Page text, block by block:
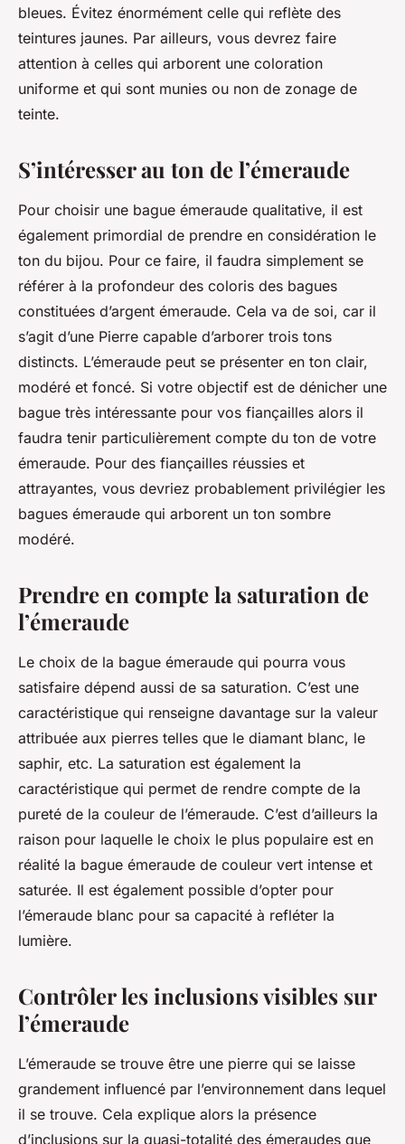
bleues. Évitez énormément celle qui reflète des
teintures jaunes. Par ailleurs, vous devrez faire
attention à celles qui arborent une coloration
uniforme et qui sont munies ou non de zonage de
teinte.
S’intéresser au ton de l’émeraude
Pour choisir une bague émeraude qualitative, il est
également primordial de prendre en considération le
ton du bijou. Pour ce faire, il faudra simplement se
référer à la profondeur des coloris des bagues
constituées d’argent émeraude. Cela va de soi, car il
s’agit d’une Pierre capable d’arborer trois tons
distincts. L’émeraude peut se présenter en ton clair,
modéré et foncé. Si votre objectif est de dénicher une
bague très intéressante pour vos fiançailles alors il
faudra tenir particulièrement compte du ton de votre
émeraude. Pour des fiançailles réussies et
attrayantes, vous devriez probablement privilégier les
bagues émeraude qui arborent un ton sombre
modéré.
Prendre en compte la saturation de
l’émeraude
Le choix de la bague émeraude qui pourra vous
satisfaire dépend aussi de sa saturation. C’est une
caractéristique qui renseigne davantage sur la valeur
attribuée aux pierres telles que le diamant blanc, le
saphir, etc. La saturation est également la
caractéristique qui permet de rendre compte de la
pureté de la couleur de l’émeraude. C’est d’ailleurs la
raison pour laquelle le choix le plus populaire est en
réalité la bague émeraude de couleur vert intense et
saturée. Il est également possible d’opter pour
l’émeraude blanc pour sa capacité à refléter la
lumière.
Contrôler les inclusions visibles sur
l’émeraude
L’émeraude se trouve être une pierre qui se laisse
grandement influencé par l’environnement dans lequel
il se trouve. Cela explique alors la présence
d’inclusions sur la quasi-totalité des émeraudes que